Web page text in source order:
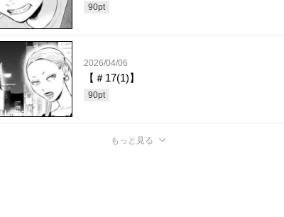
90pt
2026/04/06
【＃17(1)】
90pt
もっと見る